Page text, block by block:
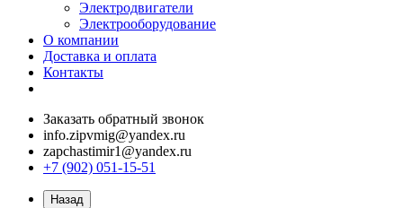
Электродвигатели
Электрооборудование
О компании
Доставка и оплата
Контакты
Заказать обратный звонок
info.zipvmig@yandex.ru
zapchastimir1@yandex.ru
+7 (902) 051-15-51
Назад